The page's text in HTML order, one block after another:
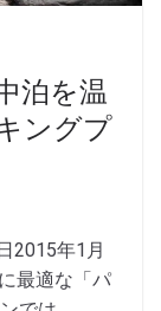
泊を温
ングプ
2015年1月
最適な「パ